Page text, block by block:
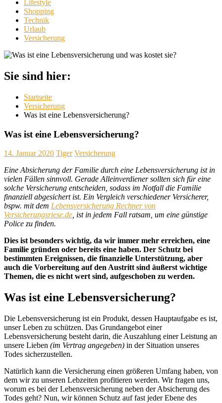
Lifestyle
Shopping
Technik
Urlaub
Versicherung
Sie sind hier:
Startseite
Versicherung
Was ist eine Lebensversicherung?
Was ist eine Lebensversicherung?
14. Januar 2020 Tiger Versicherung
Eine Absicherung der Familie durch eine Lebensversicherung ist in
vielen Fällen sinnvoll. Gerade Alleinverdiener sollten sich für eine
solche Versicherung entscheiden, sodass im Notfall die Familie
finanziell abgesichert ist. Ein Vergleich verschiedener Versicherer,
bspw. mit dem Lebensversicherung Rechner von
Versicherungsriese.de , ist in jedem Fall ratsam, um eine günstige
Police zu finden.
Dies ist besonders wichtig, da wir immer mehr erreichen, eine
Familie gründen oder bereits eine haben. Der Schutz bei
bestimmten Ereignissen, die finanzielle Unterstützung, aber
auch die Vorbereitung auf den Austritt sind äußerst wichtige
Themen, die es nicht wert sind, aufgeschoben zu werden.
Was ist eine Lebensversicherung?
Die Lebensversicherung ist ein Produkt, dessen Hauptaufgabe es ist,
unser Leben zu schützen. Das Grundangebot einer
Lebensversicherung besteht darin, die Auszahlung einer Leistung an
unsere Lieben (im Vertrag angegeben) in der Situation unseres
Todes sicherzustellen.
Natürlich kann die Versicherung einen größeren Umfang haben, von
dem wir zu unseren Lebzeiten profitieren werden. Wir fragen uns,
worum es bei der Lebensversicherung neben der Absicherung des
Todes geht? Nun, wir können Schutz auf fast jeder Ebene des